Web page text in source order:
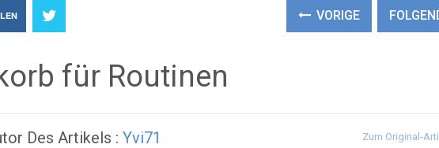
VORIGE
für Routinen
Des Artikels : Yvi71 Zum Original-